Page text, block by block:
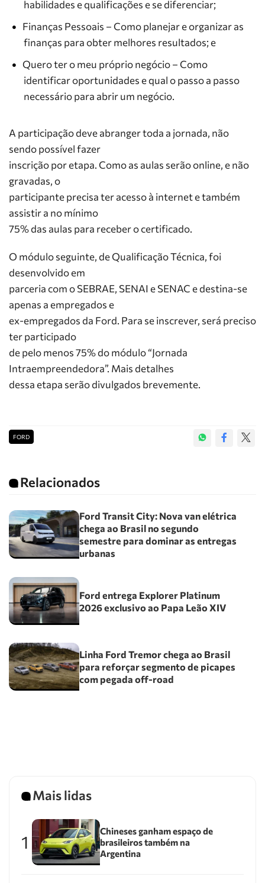
habilidades e qualificações e se diferenciar;
Finanças Pessoais – Como planejar e organizar as
finanças para obter melhores resultados; e
Quero ter o meu próprio negócio – Como
identificar oportunidades e qual o passo a passo
necessário para abrir um negócio.
A participação deve abranger toda a jornada, não
sendo possível fazer
inscrição por etapa. Como as aulas serão online, e não
gravadas, o
participante precisa ter acesso à internet e também
assistir a no mínimo
75% das aulas para receber o certificado.
O módulo seguinte, de Qualificação Técnica, foi
desenvolvido em
parceria com o SEBRAE, SENAI e SENAC e destina-se
apenas a empregados e
ex-empregados da Ford. Para se inscrever, será preciso
ter participado
de pelo menos 75% do módulo “Jornada
Intraempreendedora”. Mais detalhes
dessa etapa serão divulgados brevemente.
FORD
Relacionados
Ford Transit City: Nova van elétrica
chega ao Brasil no segundo
semestre para dominar as entregas
urbanas
Ford entrega Explorer Platinum
2026 exclusivo ao Papa Leão XIV
Linha Ford Tremor chega ao Brasil
para reforçar segmento de picapes
com pegada off-road
Mais lidas
1
Chineses ganham espaço de
brasileiros também na
Argentina